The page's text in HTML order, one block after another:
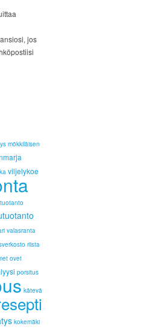
jos
mökkiläisen
viljelykoe
valasranta
riista
ovet
porsitus
kätevä
kokemäki